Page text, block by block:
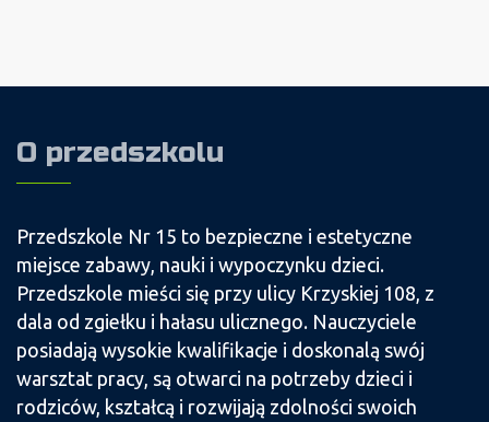
O przedszkolu
Przedszkole Nr 15 to bezpieczne i estetyczne
miejsce zabawy, nauki i wypoczynku dzieci.
Przedszkole mieści się przy ulicy Krzyskiej 108, z
dala od zgiełku i hałasu ulicznego. Nauczyciele
posiadają wysokie kwalifikacje i doskonalą swój
warsztat pracy, są otwarci na potrzeby dzieci i
rodziców, kształcą i rozwijają zdolności swoich